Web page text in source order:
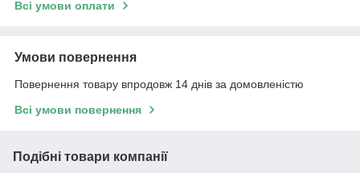
Всі умови оплати
Умови повернення
Повернення товару впродовж 14 днів за домовленістю
Всі умови повернення
Подібні товари компанії